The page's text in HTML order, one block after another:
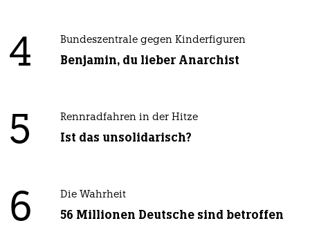
4 Bundeszentrale gegen Kinderfiguren
Benjamin, du lieber Anarchist
5 Rennradfahren in der Hitze
Ist das unsolidarisch?
6 Die Wahrheit
56 Millionen Deutsche sind betroffen